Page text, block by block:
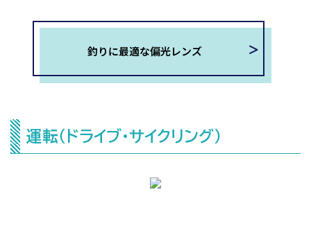
釣りに最適な偏光レンズ
運転（ドライブ・サイクリング）